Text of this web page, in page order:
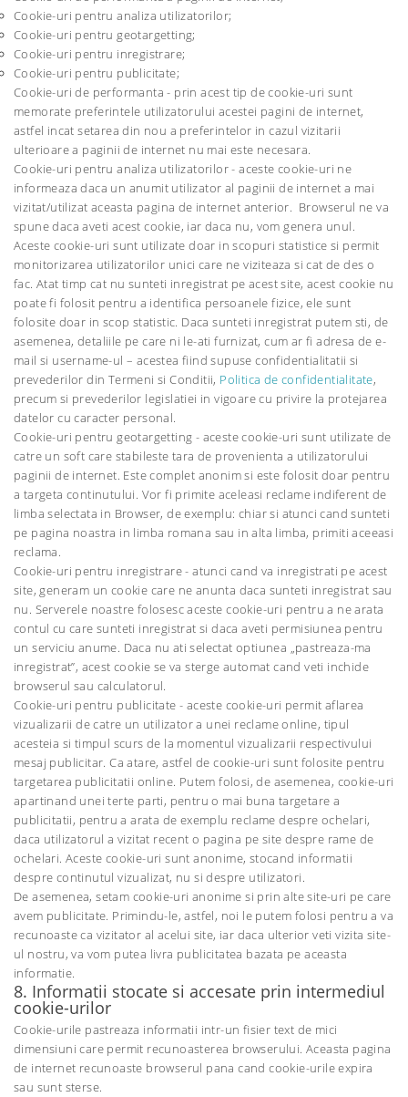
Cookie-uri pentru analiza utilizatorilor;
Cookie-uri pentru geotargetting;
Cookie-uri pentru inregistrare;
Cookie-uri pentru publicitate;
Cookie-uri de performanta - prin acest tip de cookie-uri sunt
memorate preferintele utilizatorului acestei pagini de internet,
astfel incat setarea din nou a preferintelor in cazul vizitarii
ulterioare a paginii de internet nu mai este necesara.
Cookie-uri pentru analiza utilizatorilor - aceste cookie-uri ne
informeaza daca un anumit utilizator al paginii de internet a mai
vizitat/utilizat aceasta pagina de internet anterior. Browserul ne va
spune daca aveti acest cookie, iar daca nu, vom genera unul.
Aceste cookie-uri sunt utilizate doar in scopuri statistice si permit
monitorizarea utilizatorilor unici care ne viziteaza si cat de des o
fac. Atat timp cat nu sunteti inregistrat pe acest site, acest cookie nu
poate fi folosit pentru a identifica persoanele fizice, ele sunt
folosite doar in scop statistic. Daca sunteti inregistrat putem sti, de
asemenea, detaliile pe care ni le-ati furnizat, cum ar fi adresa de e-
mail si username-ul – acestea fiind supuse confidentialitatii si
prevederilor din Termeni si Conditii, Politica de confidentialitate,
precum si prevederilor legislatiei in vigoare cu privire la protejarea
datelor cu caracter personal.
Cookie-uri pentru geotargetting - aceste cookie-uri sunt utilizate de
catre un soft care stabileste tara de provenienta a utilizatorului
paginii de internet. Este complet anonim si este folosit doar pentru
a targeta continutului. Vor fi primite aceleasi reclame indiferent de
limba selectata in Browser, de exemplu: chiar si atunci cand sunteti
pe pagina noastra in limba romana sau in alta limba, primiti aceeasi
reclama.
Cookie-uri pentru inregistrare - atunci cand va inregistrati pe acest
site, generam un cookie care ne anunta daca sunteti inregistrat sau
nu. Serverele noastre folosesc aceste cookie-uri pentru a ne arata
contul cu care sunteti inregistrat si daca aveti permisiunea pentru
un serviciu anume. Daca nu ati selectat optiunea „pastreaza-ma
inregistrat”, acest cookie se va sterge automat cand veti inchide
browserul sau calculatorul.
Cookie-uri pentru publicitate - aceste cookie-uri permit aflarea
vizualizarii de catre un utilizator a unei reclame online, tipul
acesteia si timpul scurs de la momentul vizualizarii respectivului
mesaj publicitar. Ca atare, astfel de cookie-uri sunt folosite pentru
targetarea publicitatii online. Putem folosi, de asemenea, cookie-uri
apartinand unei terte parti, pentru o mai buna targetare a
publicitatii, pentru a arata de exemplu reclame despre ochelari,
daca utilizatorul a vizitat recent o pagina pe site despre rame de
ochelari. Aceste cookie-uri sunt anonime, stocand informatii
despre continutul vizualizat, nu si despre utilizatori.
De asemenea, setam cookie-uri anonime si prin alte site-uri pe care
avem publicitate. Primindu-le, astfel, noi le putem folosi pentru a va
recunoaste ca vizitator al acelui site, iar daca ulterior veti vizita site-
ul nostru, va vom putea livra publicitatea bazata pe aceasta
informatie.
8. Informatii stocate si accesate prin intermediul
cookie-urilor
Cookie-urile pastreaza informatii intr-un fisier text de mici
dimensiuni care permit recunoasterea browserului. Aceasta pagina
de internet recunoaste browserul pana cand cookie-urile expira
sau sunt sterse.